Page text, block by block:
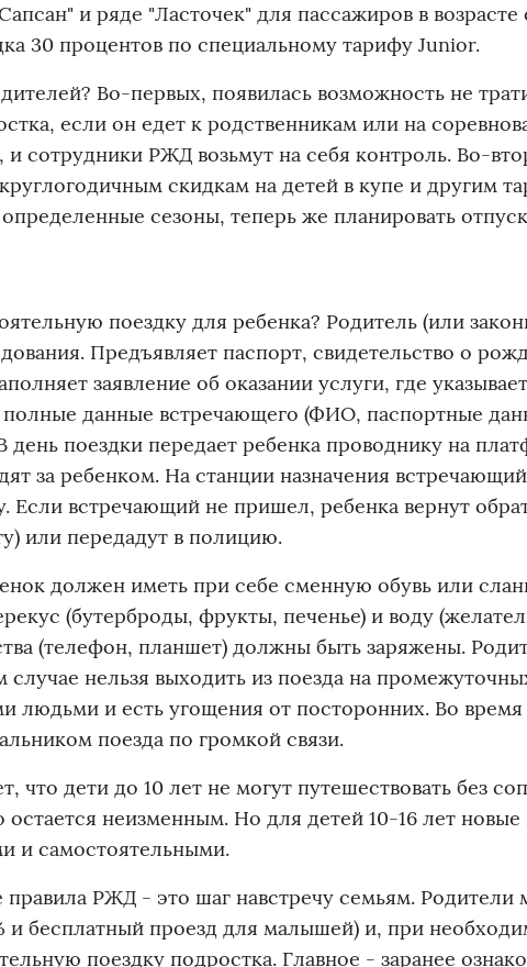
и ряде "Ласточек" для пассажиров в возрасте
30 процентов по специальному тарифу Junior.
Во-первых, появилась возможность не
если он едет к родственникам или на
и сотрудники РЖД возьмут на себя контроль. Во-
скидкам на детей в купе и другим
сезоны, теперь же планировать
поездку для ребенка? Родитель (или
Предъявляет паспорт, свидетельство о
заявление об оказании услуги, где
полные данные встречающего (ФИО, паспортные
день поездки передает ребенка проводнику на
за ребенком. На станции назначения
Если встречающий не пришел, ребенка вернут
или передадут в полицию.
должен иметь при себе сменную обувь или
(бутерброды, фрукты, печенье) и воду
(телефон, планшет) должны быть заряжены.
случае нельзя выходить из поезда на
людьми и есть угощения от посторонних. Во время
поезда по громкой связи.
что дети до 10 лет не могут путешествовать без
остается неизменным. Но для детей 10-16 лет
и самостоятельными.
РЖД - это шаг навстречу семьям. Родители
и бесплатный проезд для малышей) и, при
поездку подростка. Главное - заранее